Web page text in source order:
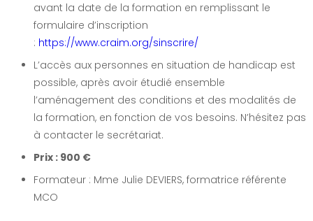
avant la date de la formation en remplissant le
formulaire d’inscription
: https://www.craim.org/sinscrire/
L’accès aux personnes en situation de handicap est
possible, après avoir étudié ensemble
l’aménagement des conditions et des modalités de
la formation, en fonction de vos besoins. N’hésitez pas
à contacter le secrétariat.
Prix : 900 €
Formateur : Mme Julie DEVIERS, formatrice référente
MCO